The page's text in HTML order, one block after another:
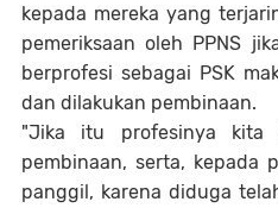
kepada mereka yang
pemeriksaan oleh PPNS
berprofesi sebagai PSK
dan dilakukan pembinaan.
"Jika itu profesinya kita
pembinaan, serta, kepada
panggil, karena diduga